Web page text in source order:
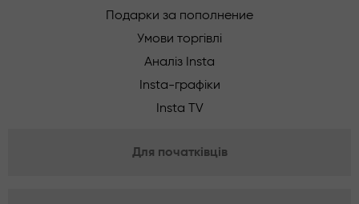
Подарки за пополнение
Умови торгівлі
Аналіз Insta
Insta-графіки
Insta TV
Для початківців